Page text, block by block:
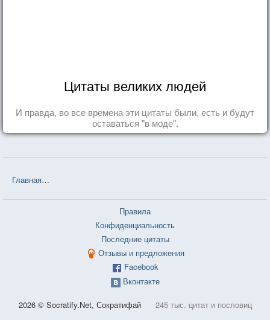
Цитаты великих людей
И правда, во все времена эти цитаты были, есть и будут
оставаться "в моде".
Главная
Правила
Конфиденциальность
Последние цитаты
Отзывы и предложения
Facebook
Вконтакте
2026 © Socratify.Net, Сократифай 245 тыс. цитат и пословиц